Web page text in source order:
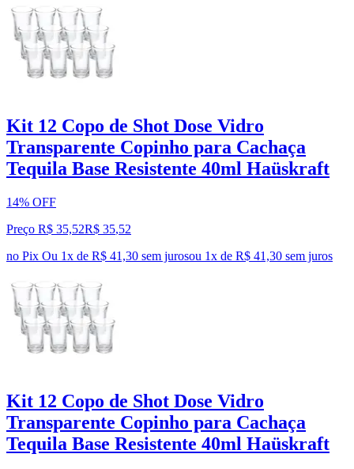
Kit 12 Copo de Shot Dose Vidro
Transparente Copinho para Cachaça
Tequila Base Resistente 40ml Haüskraft
14% OFF
Preço R$ 35,52R$ 35,52
no Pix Ou 1x de R$ 41,30 sem jurosou 1x de R$ 41,30 sem juros
Kit 12 Copo de Shot Dose Vidro
Transparente Copinho para Cachaça
Tequila Base Resistente 40ml Haüskraft